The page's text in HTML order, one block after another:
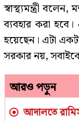
স্বাস্থ্যমন্ত্রী
ব্যবহার করা
হয়েছেন। এটা
সরকার নয়,
আরও পড়ুন
আদালতে